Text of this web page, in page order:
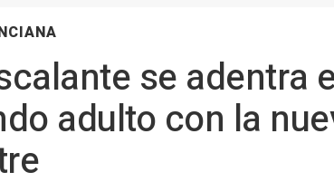
se adentra
adulto con la